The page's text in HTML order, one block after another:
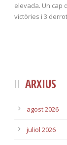
elevada. Un cap
victòries i 3
ARXIUS
agost 2026
juliol 2026